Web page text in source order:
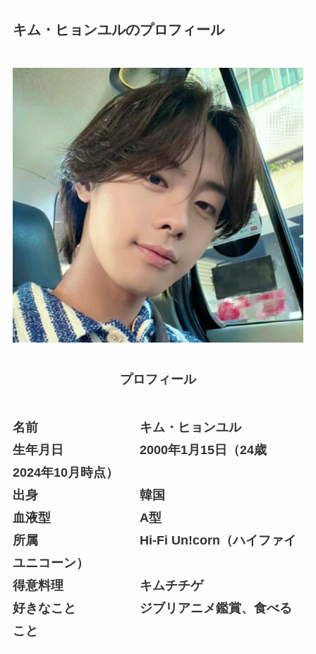
キム・ヒョンユルのプロフィール
プロフィール
名前 キム・ヒョンユル
生年月日 2000年1月15日（24歳
2024年10月時点）
出身 韓国
血液型 A型
所属 Hi-Fi Un!corn（ハイファイ
ユニコーン）
得意料理 キムチチゲ
好きなこと ジブリアニメ鑑賞、食べる
こと